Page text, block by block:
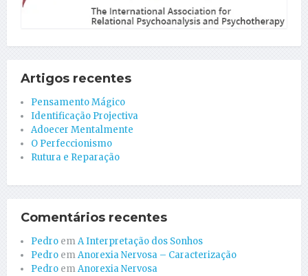
Artigos recentes
Pensamento Mágico
Identificação Projectiva
Adoecer Mentalmente
O Perfeccionismo
Rutura e Reparação
Comentários recentes
Pedro emA Interpretação dos Sonhos
Pedro emAnorexia Nervosa – Caracterização
Pedro emAnorexia Nervosa